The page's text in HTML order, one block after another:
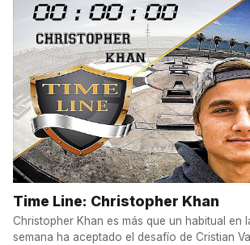
Time Line: Christopher Khan
Christopher Khan es más que un habitual en
semana ha aceptado el desafío de Cristian